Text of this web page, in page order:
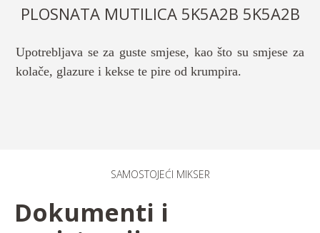
PLOSNATA MUTILICA 5K5A2B 5K5A2B
Upotrebljava se za guste smjese, kao što su smjese za
kolače, glazure i kekse te pire od krumpira.
SAMOSTOJEĆI MIKSER
Dokumenti i